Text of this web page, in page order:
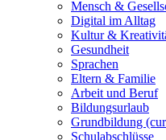
Mensch &
Digital im Alltag
Kultur &
Gesundheit
Sprachen
Eltern & Familie
Arbeit und Beruf
Bildungsurlaub
Grundbildung
Schulabschlüsse